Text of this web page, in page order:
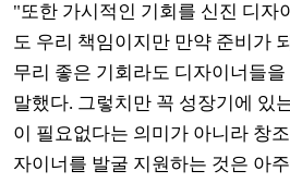
"또한 가시적인 기회를 신진 디자
도 우리 책임이지만 만약 준비가
무리 좋은 기회라도 디자이너들
말했다. 그렇치만 꼭 성장기에 있
이 필요없다는 의미가 아니라 창
자이너를 발굴 지원하는 것은 아